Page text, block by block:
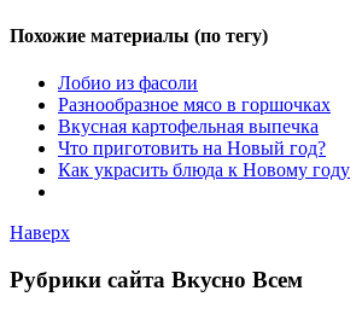
Похожие материалы (по тегу)
Лобио из фасоли
Разнообразное мясо в горшочках
Вкусная картофельная выпечка
Что приготовить на Новый год?
Как украсить блюда к Новому году
Наверх
Рубрики сайта Вкусно Всем